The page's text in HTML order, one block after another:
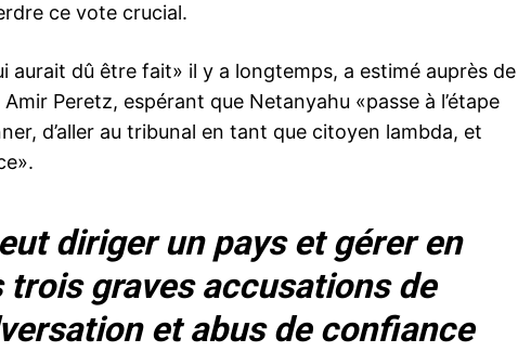
ce vote crucial.
aurait dû être fait» il y a longtemps, a estimé auprès de
Peretz, espérant que Netanyahu «passe à l’étape
d’aller au tribunal en tant que citoyen lambda, et
diriger un pays et gérer en
graves accusations de
et abus de confiance